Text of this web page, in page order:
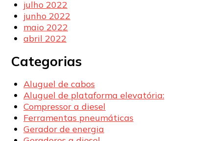
julho 2022
junho 2022
maio 2022
abril 2022
Categorias
Aluguel de cabos
Aluguel de plataforma elevatória:
Compressor a diesel
Ferramentas pneumáticas
Gerador de energia